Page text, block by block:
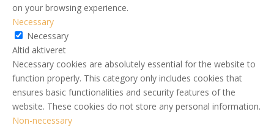
on your browsing experience.
Necessary
Necessary
Altid aktiveret
Necessary cookies are absolutely essential for the website to
function properly. This category only includes cookies that
ensures basic functionalities and security features of the
website. These cookies do not store any personal information.
Non-necessary